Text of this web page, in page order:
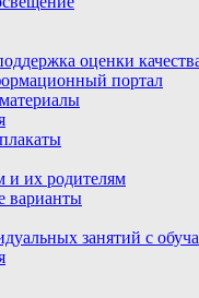
оценки
портал
и их родителям
варианты
занятий с